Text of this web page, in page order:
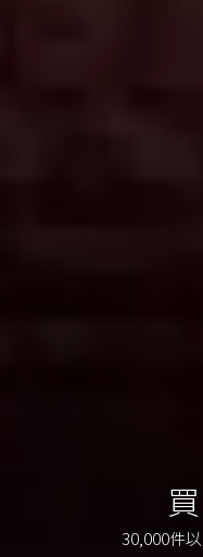
30,000件